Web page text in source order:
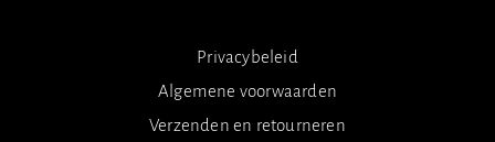
Privacybeleid
Algemene voorwaarden
Verzenden en retourneren